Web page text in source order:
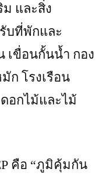
ม และสิ่ง
บที่พักและ
เขื่อนกั้นน้ำ กอง
โรงเรือน
อกไม้และไม้
คือ “ภูมิคุ้มกัน